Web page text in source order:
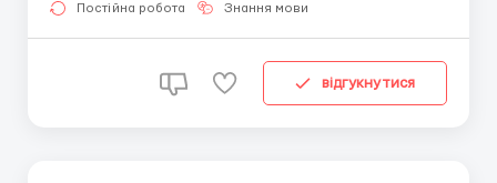
з продажу зі знанням італійської мови.Ми
Постійна робота Знання мови
відгукнутися